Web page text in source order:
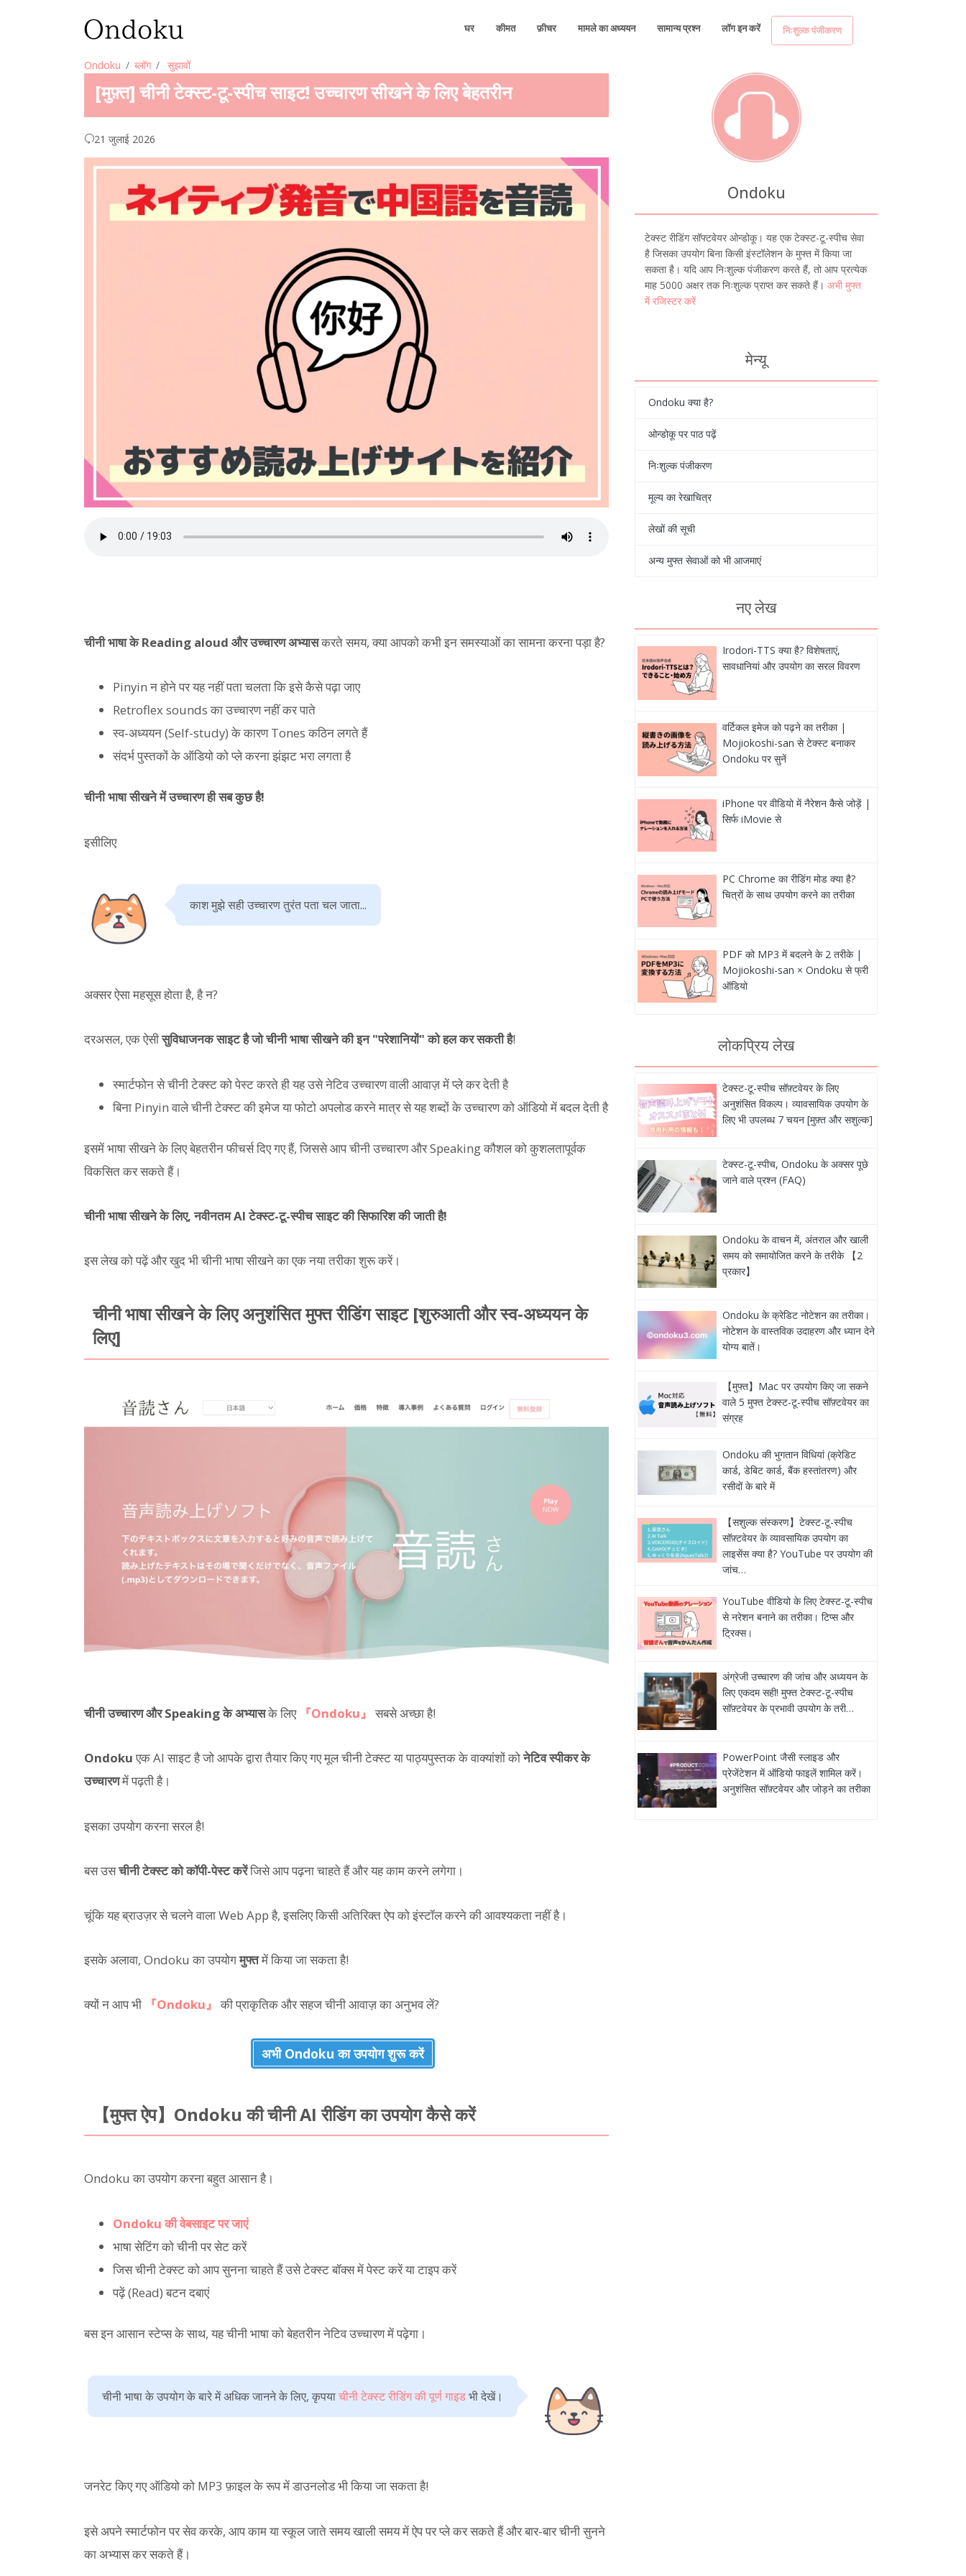
घर कीमत फ़ीचर मामले का अध्ययन सामान्य प्रश्न लॉग इन करें निःशुल्क पंजीकरण
Ondoku ब्लॉग सुझावों
[मुफ़्त] चीनी टेक्स्ट-टू-स्पीच साइट! उच्चारण सीखने के लिए बेहतरीन
21 जुलाई 2026
चीनी भाषा के Reading aloud और उच्चारण अभ्यासकरते समय, क्या आपको कभी इन समस्याओं का सामना करना पड़ा है?
Pinyin न होने पर यह नहीं पता चलता कि इसे कैसे पढ़ा जाए
Retroflex sounds का उच्चारण नहीं कर पाते
स्व-अध्ययन (Self-study) के कारण Tones कठिन लगते हैं
संदर्भ पुस्तकों के ऑडियो को प्ले करना झंझट भरा लगता है
चीनी भाषा सीखने में उच्चारण ही सब कुछ है!
इसीलिए
काश मुझे सही उच्चारण तुरंत पता चल जाता...
अक्सर ऐसा महसूस होता है, है न?
दरअसल, एक ऐसीसुविधाजनक साइट है जो चीनी भाषा सीखने की इन "परेशानियों" को हल कर सकती है!
स्मार्टफोन से चीनी टेक्स्ट को पेस्ट करते ही यह उसे नेटिव उच्चारण वाली आवाज़ में प्ले कर देती है
बिना Pinyin वाले चीनी टेक्स्ट की इमेज या फोटो अपलोड करने मात्र से यह शब्दों के उच्चारण को ऑडियो में बदल देती है
इसमें भाषा सीखने के लिए बेहतरीन फीचर्स दिए गए हैं, जिससे आप चीनी उच्चारण और Speaking कौशल को कुशलतापूर्वक
विकसित कर सकते हैं।
चीनी भाषा सीखने के लिए, नवीनतम AI टेक्स्ट-टू-स्पीच साइट की सिफारिश की जाती है!
इस लेख को पढ़ें और खुद भी चीनी भाषा सीखने का एक नया तरीका शुरू करें।
चीनी भाषा सीखने के लिए अनुशंसित मुफ्त रीडिंग साइट [शुरुआती और स्व-अध्ययन के
लिए]
चीनी उच्चारण और Speaking के अभ्यासके लिए 『Ondoku』 सबसे अच्छा है!
Ondokuएक AI साइट है जो आपके द्वारा तैयार किए गए मूल चीनी टेक्स्ट या पाठ्यपुस्तक के वाक्यांशों कोनेटिव स्पीकर के
उच्चारणमें पढ़ती है।
इसका उपयोग करना सरल है!
बस उसचीनी टेक्स्ट को कॉपी-पेस्ट करेंजिसे आप पढ़ना चाहते हैं और यह काम करने लगेगा।
चूंकि यह ब्राउज़र से चलने वाला Web App है, इसलिए किसी अतिरिक्त ऐप को इंस्टॉल करने की आवश्यकता नहीं है।
इसके अलावा, Ondoku का उपयोगमुफ्तमें किया जा सकता है!
क्यों न आप भी 『Ondoku』 की प्राकृतिक और सहज चीनी आवाज़ का अनुभव लें?
अभी Ondoku का उपयोग शुरू करें
【मुफ्त ऐप】Ondoku की चीनी AI रीडिंग का उपयोग कैसे करें
Ondoku का उपयोग करना बहुत आसान है।
Ondoku की वेबसाइट पर जाएं
भाषा सेटिंग को चीनी पर सेट करें
जिस चीनी टेक्स्ट को आप सुनना चाहते हैं उसे टेक्स्ट बॉक्स में पेस्ट करें या टाइप करें
पढ़ें (Read) बटन दबाएं
बस इन आसान स्टेप्स के साथ, यह चीनी भाषा को बेहतरीन नेटिव उच्चारण में पढ़ेगा।
चीनी भाषा के उपयोग के बारे में अधिक जानने के लिए, कृपयाचीनी टेक्स्ट रीडिंग की पूर्ण गाइडभी देखें।
जनरेट किए गए ऑडियो को MP3 फ़ाइल के रूप में डाउनलोड भी किया जा सकता है!
इसे अपने स्मार्टफोन पर सेव करके, आप काम या स्कूल जाते समय खाली समय में ऐप पर प्ले कर सकते हैं और बार-बार चीनी सुनने
का अभ्यास कर सकते हैं।
Ondoku
टेक्स्ट रीडिंग सॉफ्टवेयर ओन्डोकू। यह एक टेक्स्ट-टू-स्पीच सेवा
है जिसका उपयोग बिना किसी इंस्टॉलेशन के मुफ्त में किया जा
सकता है। यदि आप निःशुल्क पंजीकरण करते हैं, तो आप प्रत्येक
माह 5000 अक्षर तक निःशुल्क प्राप्त कर सकते हैं। अभी मुफ्त
में रजिस्टर करें
मेन्यू
Ondoku क्या है?
ओन्डोकू पर पाठ पढ़ें
निःशुल्क पंजीकरण
मूल्य का रेखाचित्र
लेखों की सूची
अन्य मुफ्त सेवाओं को भी आजमाएं
नए लेख
Irodori-TTS क्या है? विशेषताएं,
सावधानियां और उपयोग का सरल विवरण
वर्टिकल इमेज को पढ़ने का तरीका |
Mojiokoshi-san से टेक्स्ट बनाकर
Ondoku पर सुनें
iPhone पर वीडियो में नैरेशन कैसे जोड़ें |
सिर्फ iMovie से
PC Chrome का रीडिंग मोड क्या है?
चित्रों के साथ उपयोग करने का तरीका
PDF को MP3 में बदलने के 2 तरीके |
Mojiokoshi-san × Ondoku से फ्री
ऑडियो
लोकप्रिय लेख
टेक्स्ट-टू-स्पीच सॉफ़्टवेयर के लिए
अनुशंसित विकल्प। व्यावसायिक उपयोग के
लिए भी उपलब्ध 7 चयन [मुफ़्त और सशुल्क]
टेक्स्ट-टू-स्पीच, Ondoku के अक्सर पूछे
जाने वाले प्रश्न (FAQ)
Ondoku के वाचन में, अंतराल और खाली
समय को समायोजित करने के तरीके 【2
प्रकार】
Ondoku के क्रेडिट नोटेशन का तरीका।
नोटेशन के वास्तविक उदाहरण और ध्यान देने
योग्य बातें।
【मुफ्त】Mac पर उपयोग किए जा सकने
वाले 5 मुफ्त टेक्स्ट-टू-स्पीच सॉफ़्टवेयर का
संग्रह
Ondoku की भुगतान विधियां (क्रेडिट
कार्ड, डेबिट कार्ड, बैंक हस्तांतरण) और
रसीदों के बारे में
【सशुल्क संस्करण】टेक्स्ट-टू-स्पीच
सॉफ़्टवेयर के व्यावसायिक उपयोग का
लाइसेंस क्या है? YouTube पर उपयोग की
जांच…
YouTube वीडियो के लिए टेक्स्ट-टू-स्पीच
से नरेशन बनाने का तरीका। टिप्स और
ट्रिक्स।
अंग्रेजी उच्चारण की जांच और अध्ययन के
लिए एकदम सही! मुफ्त टेक्स्ट-टू-स्पीच
सॉफ़्टवेयर के प्रभावी उपयोग के तरी…
PowerPoint जैसी स्लाइड और
प्रेजेंटेशन में ऑडियो फाइलें शामिल करें।
अनुशंसित सॉफ़्टवेयर और जोड़ने का तरीका